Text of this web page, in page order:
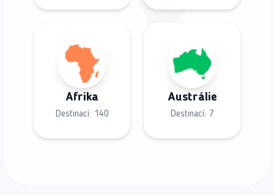
Afrika
Destinací: 140
Austrálie
Destinací: 7